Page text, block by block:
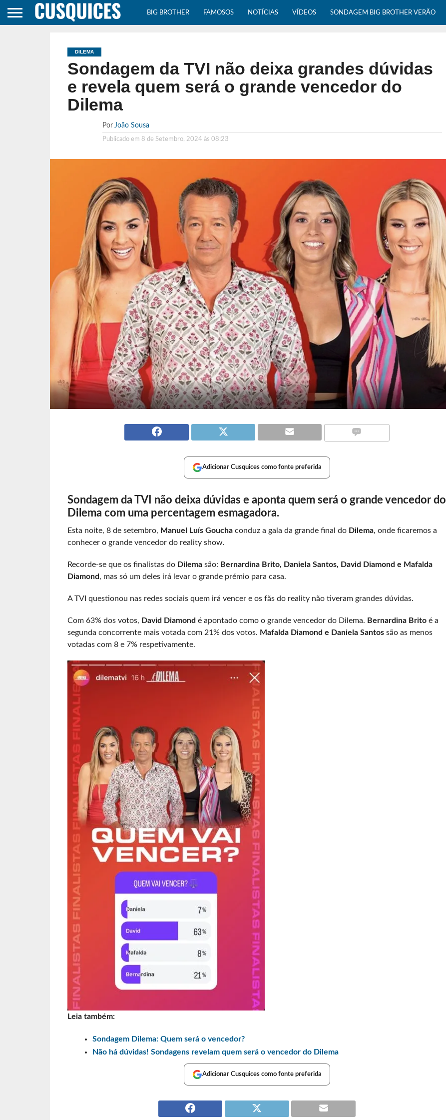
BIG BROTHER FAMOSOS NOTÍCIAS VÍDEOS SONDAGEM BIG BROTHER VERÃO
DILEMA
Sondagem da TVI não deixa grandes dúvidas
e revela quem será o grande vencedor do
Dilema
Por João Sousa
Publicado em 8 de Setembro, 2024 às 08:23
Adicionar Cusquices como fonte preferida
Sondagem da TVI não deixa dúvidas e aponta quem será o grande vencedor do
Dilema com uma percentagem esmagadora.
Esta noite, 8 de setembro, Manuel Luís Gouchaconduz a gala da grande final do Dilema, onde ficaremos a
conhecer o grande vencedor do reality show.
Recorde-se que os finalistas do Dilemasão: Bernardina Brito, Daniela Santos, David Diamond e Mafalda
Diamond, mas só um deles irá levar o grande prémio para casa.
A TVI questionou nas redes sociais quem irá vencer e os fãs do reality não tiveram grandes dúvidas.
Com 63% dos votos, David Diamond é apontado como o grande vencedor do Dilema. Bernardina Brito é a
segunda concorrente mais votada com 21% dos votos. Mafalda Diamond e Daniela Santossão as menos
votadas com 8 e 7% respetivamente.
Leia também:
Sondagem Dilema: Quem será o vencedor?
Não há dúvidas! Sondagens revelam quem será o vencedor do Dilema
Adicionar Cusquices como fonte preferida